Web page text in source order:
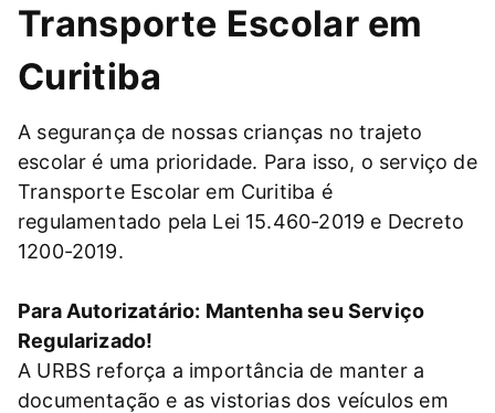
Transporte Escolar em
Curitiba
A segurança de nossas crianças no trajeto
escolar é uma prioridade. Para isso, o serviço de
Transporte Escolar em Curitiba é
regulamentado pela Lei 15.460-2019 e Decreto
1200-2019.
Para Autorizatário: Mantenha seu Serviço
Regularizado!
A URBS reforça a importância de manter a
documentação e as vistorias dos veículos em